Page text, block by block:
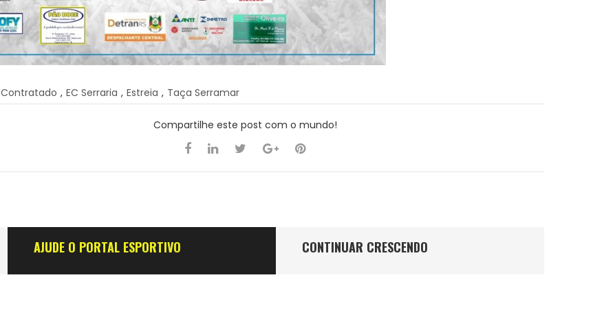
Contratado , EC Serraria , Estreia , Taça Serramar
Compartilhe este post com o mundo!
AJUDE O PORTAL ESPORTIVO CONTINUAR CRESCENDO